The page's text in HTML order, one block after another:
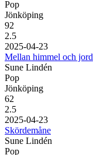
Pop
Jönköping
92
2.5
2025-04-23
Mellan himmel och jord
Sune Lindén
Pop
Jönköping
62
2.5
2025-04-23
Skördemåne
Sune Lindén
Pop